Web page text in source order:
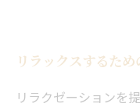
リラックスするた
リラクゼーションを